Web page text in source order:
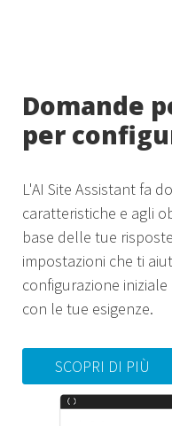
Domande
per
L'AI Site Assistant fa
caratteristiche e agli
base delle tue
impostazioni che ti
configurazione
con le tue esigenze.
SCOPRI DI PIÙ